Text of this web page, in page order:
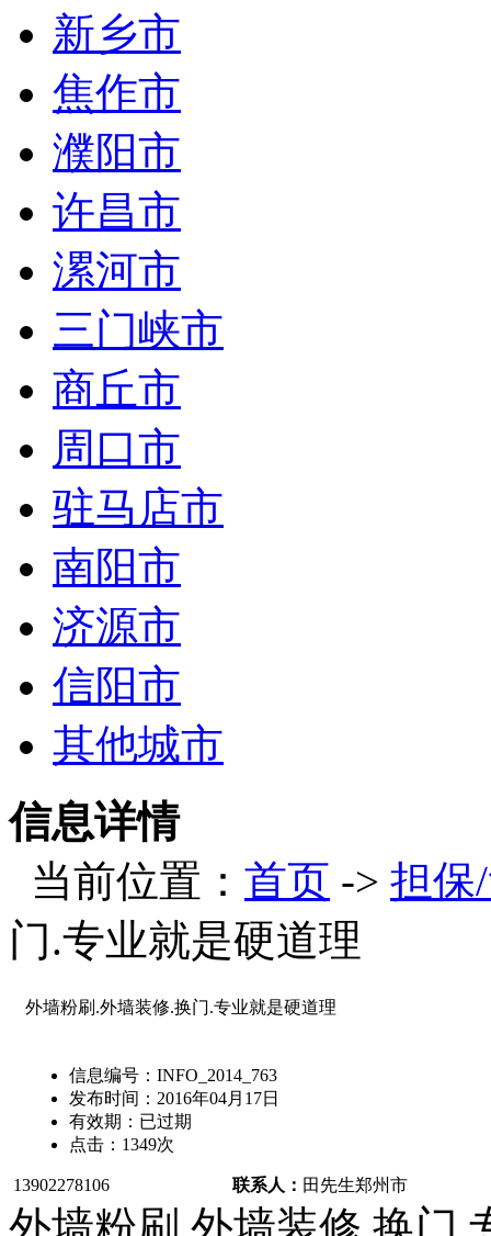
新乡市
焦作市
濮阳市
许昌市
漯河市
三门峡市
商丘市
周口市
驻马店市
南阳市
济源市
信阳市
其他城市
信息详情
当前位置： 首页 -> 担保
门.专业就是硬道理
外墙粉刷.外墙装修.换门.专业就是硬道理
信息编号： INFO_2014_763
发布时间： 2016年04月17日
有效期： 已过期
点击： 1349次
13902278106 联系人： 田先生郑州市